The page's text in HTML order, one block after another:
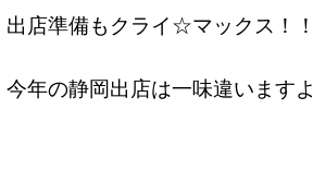
出店準備もクライ☆マックス！！
今年の静岡出店は一味違います